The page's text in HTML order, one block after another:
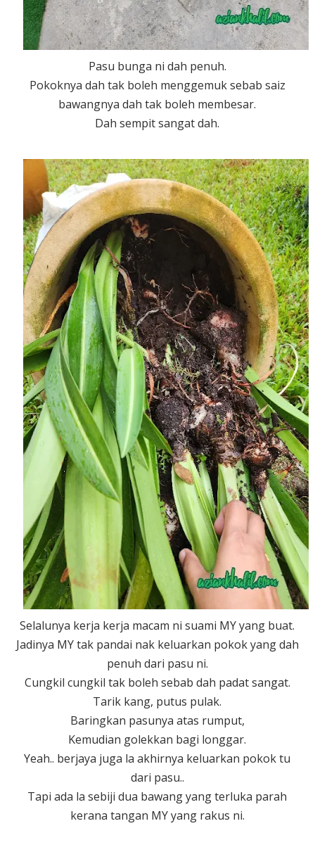
Pasu bunga ni dah penuh.
Pokoknya dah tak boleh menggemuk sebab saiz
bawangnya dah tak boleh membesar.
Dah sempit sangat dah.
Selalunya kerja kerja macam ni suami MY yang buat.
Jadinya MY tak pandai nak keluarkan pokok yang dah
penuh dari pasu ni.
Cungkil cungkil tak boleh sebab dah padat sangat.
Tarik kang, putus pulak.
Baringkan pasunya atas rumput,
Kemudian golekkan bagi longgar.
Yeah.. berjaya juga la akhirnya keluarkan pokok tu
dari pasu..
Tapi ada la sebiji dua bawang yang terluka parah
kerana tangan MY yang rakus ni.